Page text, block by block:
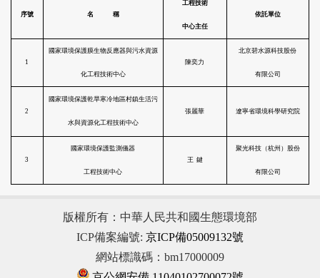
版權所有：中華人民共和國生態環境部
ICP備案編號: 京ICP備05009132號
網站標識碼：bm17000009